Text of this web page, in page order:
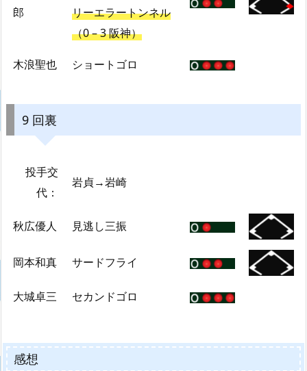
郎
リーエラートンネル
（0 – 3 阪神）
木浪聖也 ショートゴロ
9 回裏
投手交
代：
岩貞→岩崎
秋広優人 見逃し三振
岡本和真 サードフライ
大城卓三 セカンドゴロ
感想